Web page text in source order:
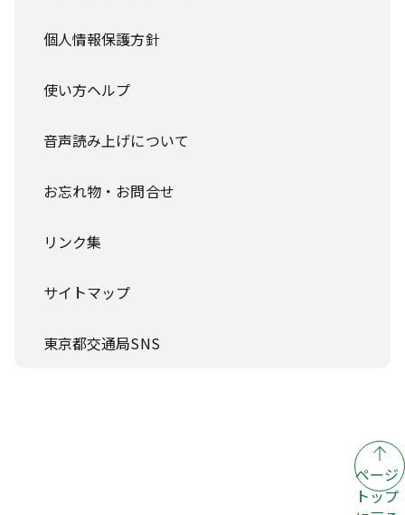
個人情報保護方針
使い方ヘルプ
音声読み上げについて
お忘れ物・お問合せ
リンク集
サイトマップ
東京都交通局SNS
ページ
トップ